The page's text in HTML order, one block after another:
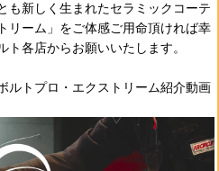
も新しく生まれたセラミックコーテ
リーム」をご体感ご用命頂ければ幸
各店からお願いいたします。
ルトプロ・エクストリーム紹介動画